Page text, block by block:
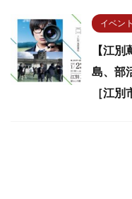
イベン
【江
島、部
［江別